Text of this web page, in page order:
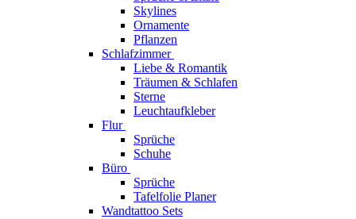
Skylines
Ornamente
Pflanzen
Schlafzimmer
Liebe & Romantik
Träumen & Schlafen
Sterne
Leuchtaufkleber
Flur
Sprüche
Schuhe
Büro
Sprüche
Tafelfolie Planer
Wandtattoo Sets